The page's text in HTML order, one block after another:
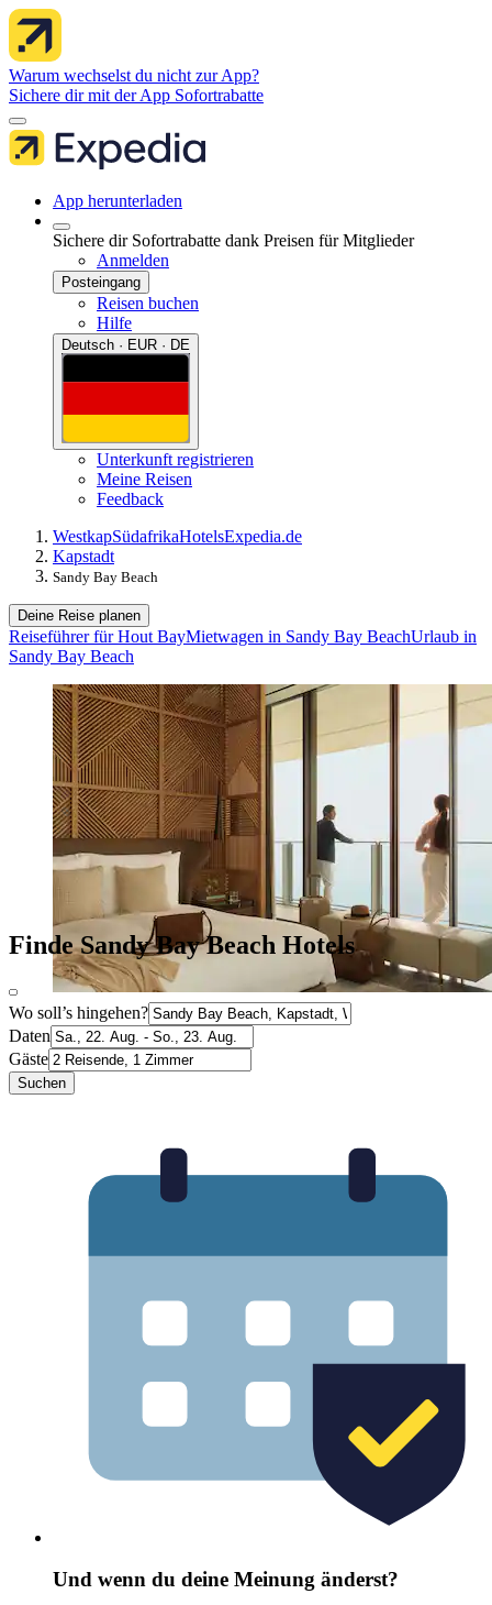
Warum wechselst du nicht zur App?
Sichere dir mit der App Sofortrabatte
App herunterladen
Sichere dir Sofortrabatte dank Preisen für Mitglieder
Anmelden
Posteingang
Reisen buchen
Hilfe
Deutsch · EUR · DE
Unterkunft registrieren
Meine Reisen
Feedback
WestkapSüdafrikaHotelsExpedia.de
Kapstadt
Sandy Bay Beach
Deine Reise planen
Reiseführer für Hout BayMietwagen in Sandy Bay BeachUrlaub in
Sandy Bay Beach
Finde Sandy Bay Beach Hotels
Wo soll’s hingehen?
Daten
Gäste
Suchen
Und wenn du deine Meinung änderst?